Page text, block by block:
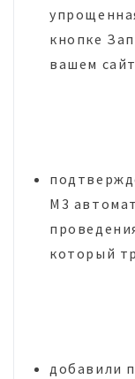
кнопке
вашем
M3
который
добавили